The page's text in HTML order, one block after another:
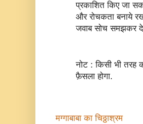
प्रकाशित किए जा
और रोचकता बनाये
जवाब सोच समझकर
नोट : किसी भी तरह
फ़ैसला होगा.
मग्गाबाबा का चिठ्ठाश्रम